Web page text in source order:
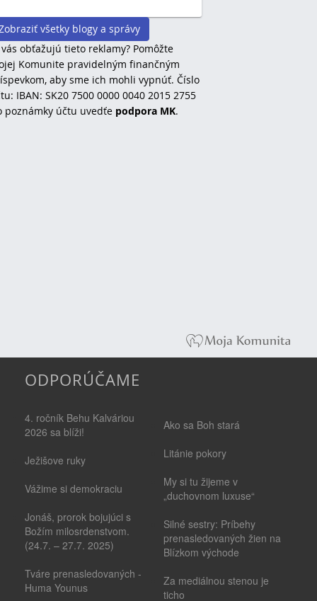
všetky blogy a správy
obťažujú tieto reklamy? Pomôžte
Komunite pravidelným finančným
aby sme ich mohli vypnúť. Číslo
IBAN: SK20 7500 0000 0040 2015 2755
poznámky účtu uvedťe podpora MK.
ODPORÚČAME
4. ročník Behu Kalváriou
2026 sa blíži!
Ježišove ruky
Vážime si demokraciu
Jonáš, prorok bojujúci s
Božím milosrdenstvom.
(24.7. – 27.7. 2025)
Tváre prenasledovaných -
Huma Younus
Ako sa Boh stará
Litánie pokory
My si tu žijeme v
„duchovnom luxuse“
Silné sestry: Príbehy
prenasledovaných žien na
Blízkom východe
Za mediálnou stenou je
ticho